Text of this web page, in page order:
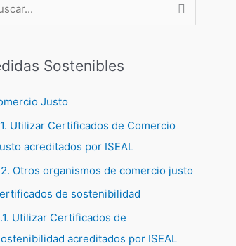
Sostenibles
Justo
Utilizar Certificados de Comercio
acreditados por ISEAL
Otros organismos de comercio justo
de sostenibilidad
Utilizar Certificados de
acreditados por ISEAL